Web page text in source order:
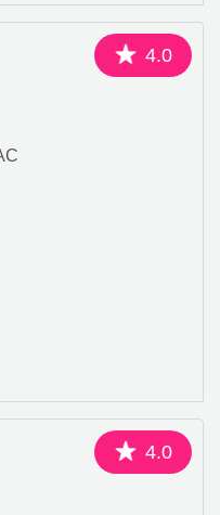
4.0
4.0